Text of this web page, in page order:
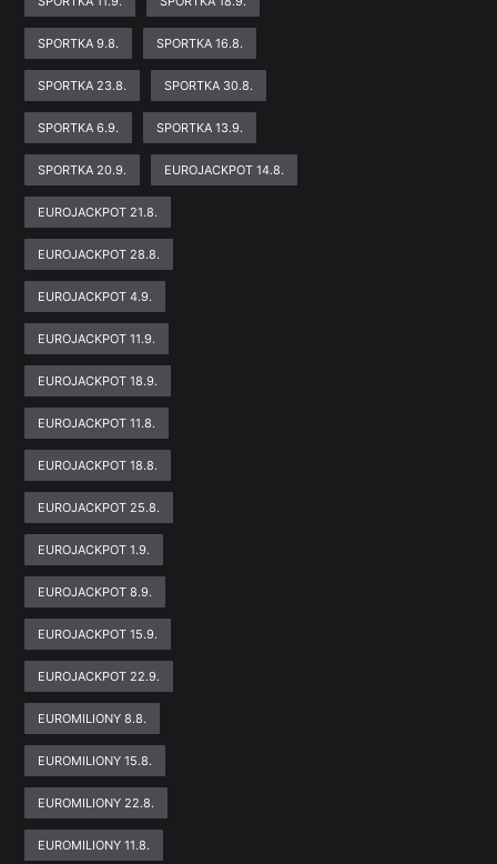
SPORTKA 9.8. SPORTKA 16.8.
SPORTKA 23.8. SPORTKA 30.8.
SPORTKA 6.9. SPORTKA 13.9.
SPORTKA 20.9. EUROJACKPOT 14.8.
EUROJACKPOT 21.8.
EUROJACKPOT 28.8.
EUROJACKPOT 4.9.
EUROJACKPOT 11.9.
EUROJACKPOT 18.9.
EUROJACKPOT 11.8.
EUROJACKPOT 18.8.
EUROJACKPOT 25.8.
EUROJACKPOT 1.9.
EUROJACKPOT 8.9.
EUROJACKPOT 15.9.
EUROJACKPOT 22.9.
EUROMILIONY 8.8.
EUROMILIONY 15.8.
EUROMILIONY 22.8.
EUROMILIONY 11.8.